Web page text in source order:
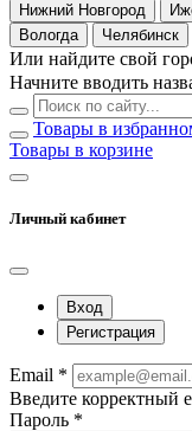
Нижний Новгород
Вологда
Челябинск
Или найдите свой
Начните вводить
Товары в
Товары в корзине
Личный кабинет
Вход
Регистрация
Email *
Введите корректный
Пароль *